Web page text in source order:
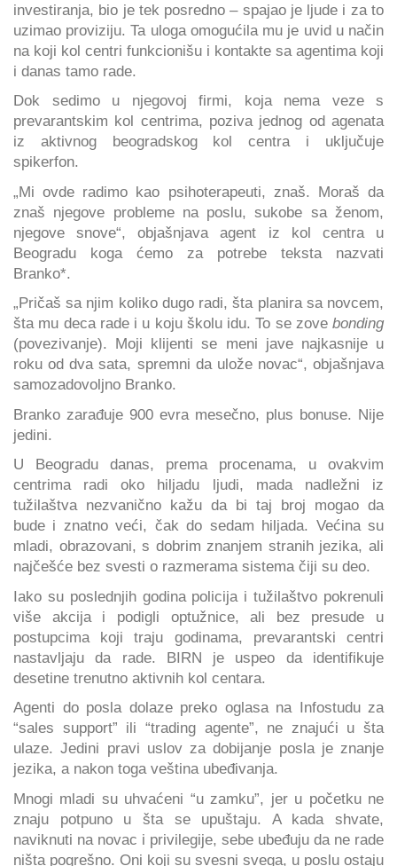
investiranja, bio je tek posredno – spajao je ljude i za to
uzimao proviziju. Ta uloga omogućila mu je uvid u način
na koji kol centri funkcionišu i kontakte sa agentima koji
i danas tamo rade.
Dok sedimo u njegovoj firmi, koja nema veze s
prevarantskim kol centrima, poziva jednog od agenata
iz aktivnog beogradskog kol centra i uključuje
spikerfon.
„Mi ovde radimo kao psihoterapeuti, znaš. Moraš da
znaš njegove probleme na poslu, sukobe sa ženom,
njegove snove“, objašnjava agent iz kol centra u
Beogradu koga ćemo za potrebe teksta nazvati
Branko*.
„Pričaš sa njim koliko dugo radi, šta planira sa novcem,
šta mu deca rade i u koju školu idu. To se zove bonding
(povezivanje). Moji klijenti se meni jave najkasnije u
roku od dva sata, spremni da ulože novac“, objašnjava
samozadovoljno Branko.
Branko zarađuje 900 evra mesečno, plus bonuse. Nije
jedini.
U Beogradu danas, prema procenama, u ovakvim
centrima radi oko hiljadu ljudi, mada nadležni iz
tužilaštva nezvanično kažu da bi taj broj mogao da
bude i znatno veći, čak do sedam hiljada. Većina su
mladi, obrazovani, s dobrim znanjem stranih jezika, ali
najčešće bez svesti o razmerama sistema čiji su deo.
Iako su poslednjih godina policija i tužilaštvo pokrenuli
više akcija i podigli optužnice, ali bez presude u
postupcima koji traju godinama, prevarantski centri
nastavljaju da rade. BIRN je uspeo da identifikuje
desetine trenutno aktivnih kol centara.
Agenti do posla dolaze preko oglasa na Infostudu za
“sales support” ili “trading agente”, ne znajući u šta
ulaze. Jedini pravi uslov za dobijanje posla je znanje
jezika, a nakon toga veština ubeđivanja.
Mnogi mladi su uhvaćeni “u zamku”, jer u početku ne
znaju potpuno u šta se upuštaju. A kada shvate,
naviknuti na novac i privilegije, sebe ubeđuju da ne rade
ništa pogrešno. Oni koji su svesni svega, u poslu ostaju